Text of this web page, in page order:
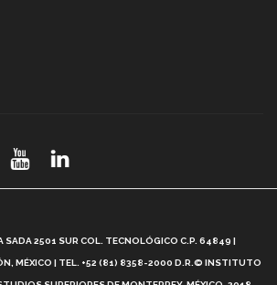
es el Modelo Educativo Tec? (video)
SADA 2501 SUR COL. TECNOLÓGICO C.P. 64849 |
MÉXICO | TEL. +52 (81) 8358-2000 D.R.© INSTITUTO